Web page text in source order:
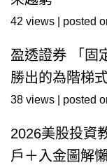
42 views posted
盈透證券 「固
勝出的為階梯
38 views posted
2026美股投資
戶＋入金圖解